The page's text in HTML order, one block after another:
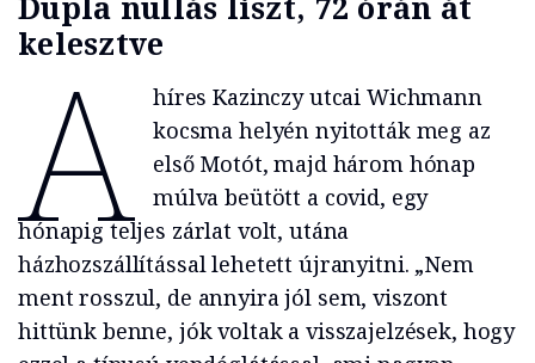
kelesztve
A
híres Kazinczy utcai Wichmann
kocsma helyén nyitották meg az
első Motót, majd három hónap
múlva beütött a covid, egy
hónapig teljes zárlat volt, utána
házhozszállítással lehetett újranyitni. „Nem
ment rosszul, de annyira jól sem, viszont
hittünk benne, jók voltak a visszajelzések, hogy